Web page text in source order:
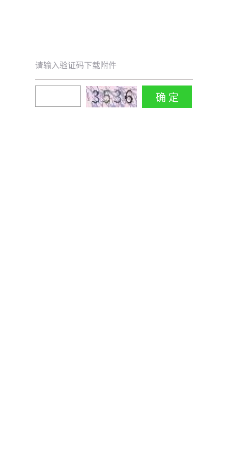
请输入验证码下载附件